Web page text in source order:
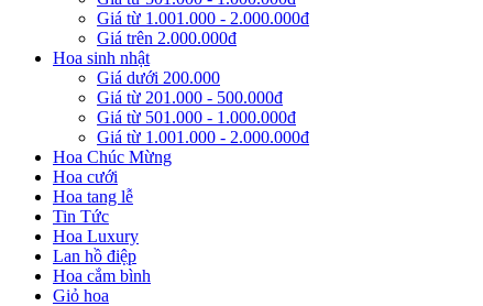
Giá từ 1.001.000 - 2.000.000đ
Giá trên 2.000.000đ
Hoa sinh nhật
Giá dưới 200.000
Giá từ 201.000 - 500.000đ
Giá từ 501.000 - 1.000.000đ
Giá từ 1.001.000 - 2.000.000đ
Hoa Chúc Mừng
Hoa cưới
Hoa tang lễ
Tin Tức
Hoa Luxury
Lan hồ điệp
Hoa cắm bình
Giỏ hoa